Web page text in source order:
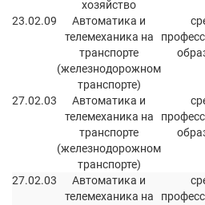
хозяйство
23.02.09
Автоматика и
телемеханика на
транспорте
(железнодорожном
транспорте)
27.02.03
Автоматика и
телемеханика на
транспорте
(железнодорожном
транспорте)
27.02.03
Автоматика и
телемеханика на